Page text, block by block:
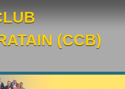
(CCB)